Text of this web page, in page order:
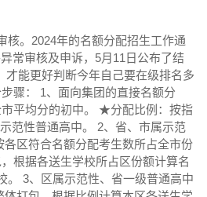
核。2024年的名额分配招生工作通
常审核及申诉，5月11日公布了结
能更好判断今年自己要在级排名多
骤： 1、面向集团的直接名额分
平均分的初中。 ★分配比例：按指
范性普通高中。 2、省、市属示范
区符合名额分配考生数所占全市份
根据各送生学校所占区份额计算名
3、区属示范性、省一级普通高中